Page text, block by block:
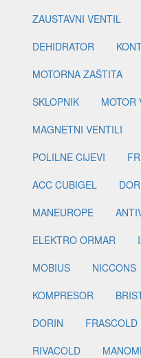
ZAUSTAVNI VENTIL
DEHIDRATOR
MOTORNA ZAŠTITA
SKLOPNIK
MOTOR
MAGNETNI VENTILI
POLILNE CIJEVI
ACC CUBIGEL
MANEUROPE
ELEKTRO ORMAR
MOBIUS
NICCONS
KOMPRESOR
DORIN
FRASCOLD
RIVACOLD